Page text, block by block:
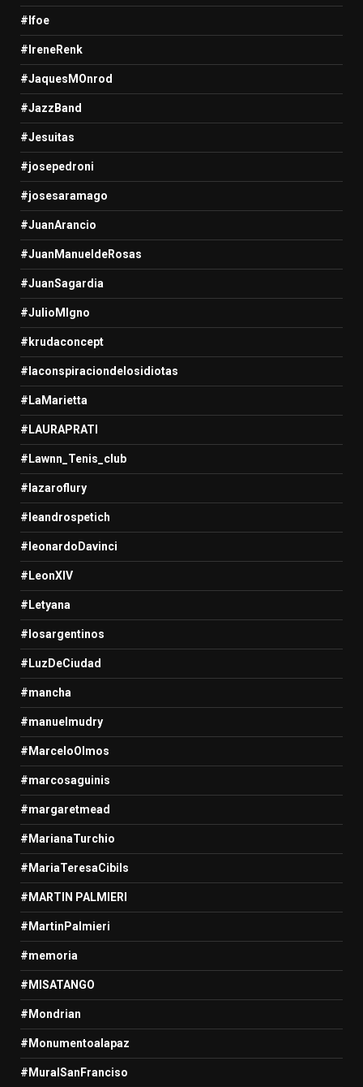
#Ifoe
#IreneRenk
#JaquesMOnrod
#JazzBand
#Jesuitas
#josepedroni
#josesaramago
#JuanArancio
#JuanManueldeRosas
#JuanSagardia
#JulioMIgno
#krudaconcept
#laconspiraciondelosidiotas
#LaMarietta
#LAURAPRATI
#Lawnn_Tenis_club
#lazaroflury
#leandrospetich
#leonardoDavinci
#LeonXIV
#Letyana
#losargentinos
#LuzDeCiudad
#mancha
#manuelmudry
#MarceloOlmos
#marcosaguinis
#margaretmead
#MarianaTurchio
#MariaTeresaCibils
#MARTIN PALMIERI
#MartinPalmieri
#memoria
#MISATANGO
#Mondrian
#Monumentoalapaz
#MuralSanFranciso